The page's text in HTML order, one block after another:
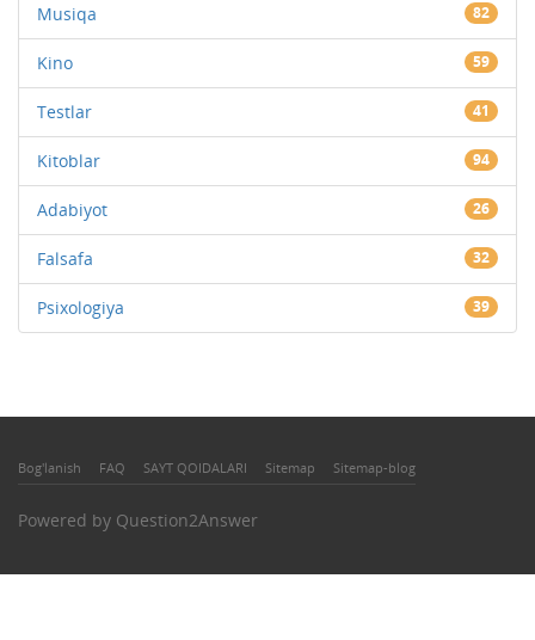
Musiqa 82
Kino 59
Testlar 41
Kitoblar 94
Adabiyot 26
Falsafa 32
Psixologiya 39
Bog'lanish FAQ SAYT QOIDALARI Sitemap Sitemap-blog
Powered by Question2Answer